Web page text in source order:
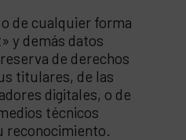
de cualquier forma
y demás datos
de derechos
titulares, de las
digitales, o de
técnicos
reconocimiento.